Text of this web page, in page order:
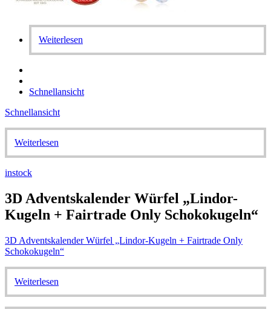
Weiterlesen
Schnellansicht
Schnellansicht
Weiterlesen
instock
3D Adventskalender Würfel „Lindor-
Kugeln + Fairtrade Only Schokokugeln“
3D Adventskalender Würfel „Lindor-Kugeln + Fairtrade Only
Schokokugeln“
Weiterlesen